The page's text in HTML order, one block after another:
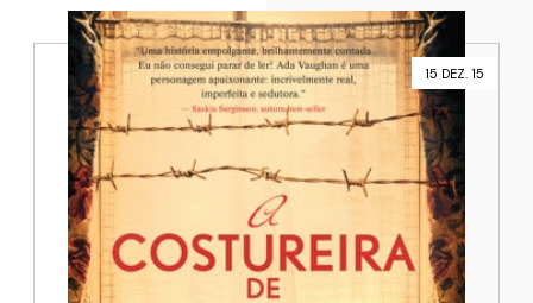
15 DEZ. 15